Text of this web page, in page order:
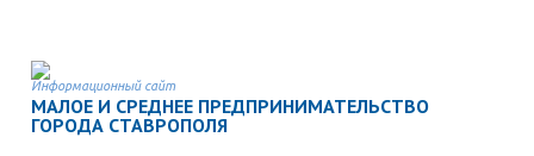
Информационный сайт
МАЛОЕ И СРЕДНЕЕ ПРЕДПРИНИМАТЕЛЬСТВО
ГОРОДА СТАВРОПОЛЯ